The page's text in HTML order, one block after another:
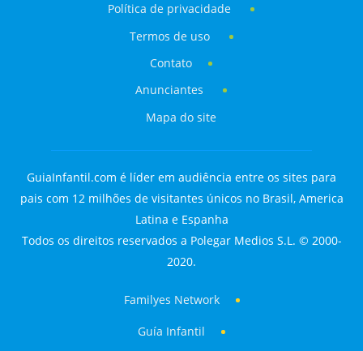
Política de privacidade
Termos de uso
Contato
Anunciantes
Mapa do site
GuiaInfantil.com é líder em audiência entre os sites para
pais com 12 milhões de visitantes únicos no Brasil, America
Latina e Espanha
Todos os direitos reservados a Polegar Medios S.L. © 2000-
2020.
Familyes Network
Guía Infantil